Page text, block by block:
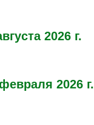
2026 г.
2026 г.